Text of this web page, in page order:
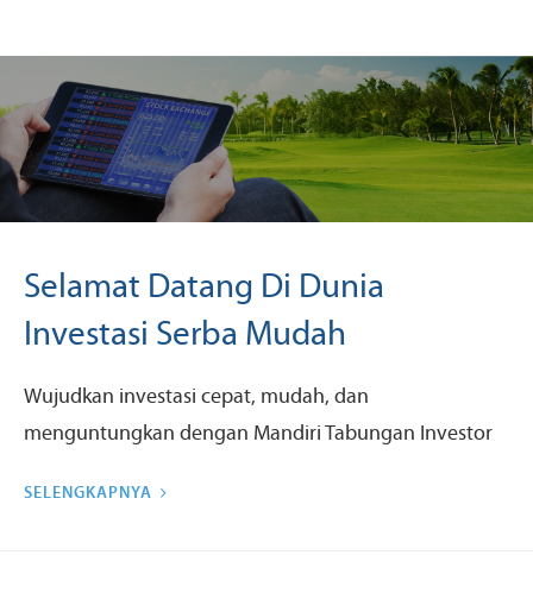
Selamat Datang Di Dunia
Investasi Serba Mudah
Wujudkan investasi cepat, mudah, dan
menguntungkan dengan Mandiri Tabungan Investor
SELENGKAPNYA